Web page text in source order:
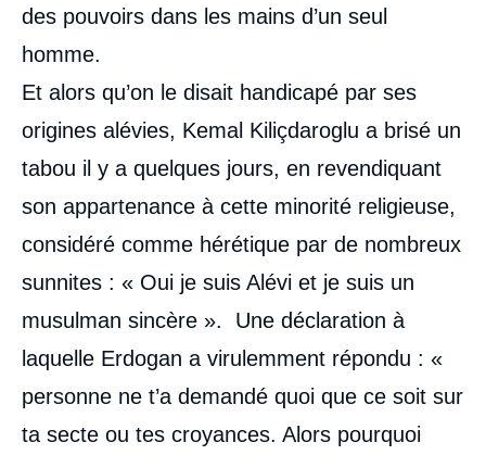
des pouvoirs dans les mains d’un seul
homme.
Et alors qu’on le disait handicapé par ses
origines alévies, Kemal Kiliçdaroglu a brisé un
tabou il y a quelques jours, en revendiquant
son appartenance à cette minorité religieuse,
considéré comme hérétique par de nombreux
sunnites : « Oui je suis Alévi et je suis un
musulman sincère ». Une déclaration à
laquelle Erdogan a virulemment répondu : «
personne ne t’a demandé quoi que ce soit sur
ta secte ou tes croyances. Alors pourquoi